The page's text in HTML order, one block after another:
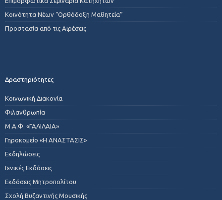
Κοινότητα Νέων “Ορθόδοξη Μαθητεία”
Προστασία από τις Αιρέσεις
Δραστηριότητες
Κοινωνική Διακονία
Φιλανθρωπία
Μ.Α.Φ. «ΓΑΛΙΛΑΙΑ»
Γηροκομείο «Η ΑΝΑΣΤΑΣΙΣ»
Εκδηλώσεις
Γενικές Εκδόσεις
Εκδόσεις Μητροπολίτου
Σχολή Βυζαντινής Μουσικής